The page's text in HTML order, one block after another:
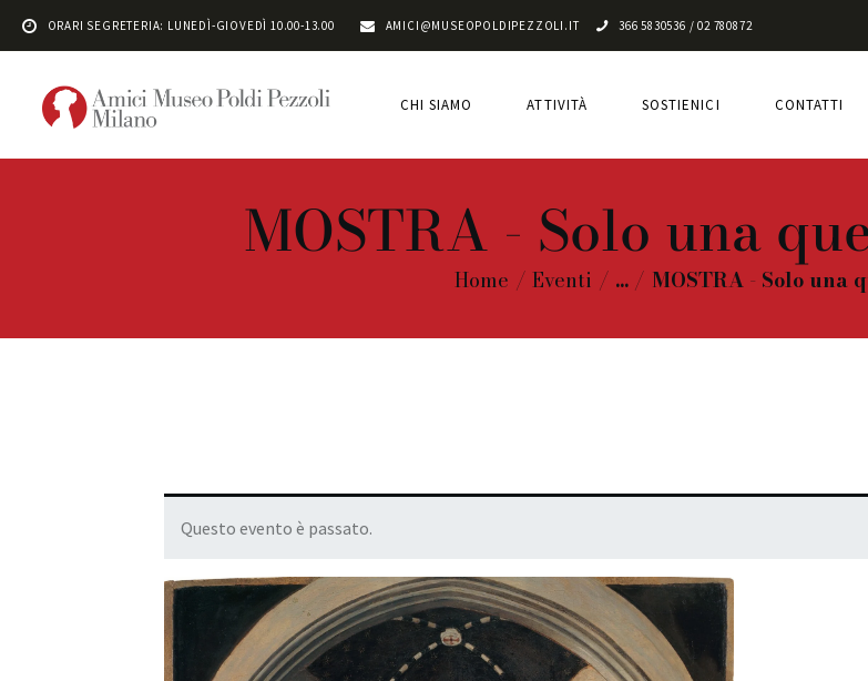
ORARI SEGRETERIA: LUNEDÌ-GIOVEDÌ 10.00-13.00 AMICI@MUSEOPOLDIPEZZOLI.IT 366 5830536 / 02 780872
CHI SIAMO ATTIVITÀ SOSTIENICI CONTATTI
MOSTRA - Solo una
Home Eventi ... MOSTRA - Solo una
CHI SIAMO
ATTIVITÀ
SOSTIENICI
CONTATTI
Questo evento è passato.